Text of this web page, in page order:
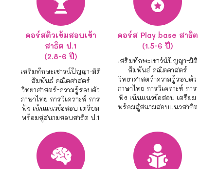
คอร์สติวเข้มสอบเข้า
สาธิต ป.1
(2.8-6 ปี)
เสริมทักษะเชาวน์ปัญญา-มิติ
สัมพันธ์ คณิตศาสตร์
วิทยาศาสตร์-ความรู้รอบตัว
ภาษาไทย การวิเคราะห์ การ
ฟัง เน้นแนวข้อสอบ เตรียม
พร้อมสู่สนามสอบสาธิต ป.1
คอร์ส Play base สาธิต
(1.5-6 ปี)
เสริมทักษะเชาว์น์ปัญญา-มิติ
สัมพันธ์ คณิตศาสตร์
วิทยาศาสตร์-ความรู้รอบตัว
ภาษาไทย การวิเคราะห์ การ
ฟัง เน้นแนวข้อสอบ เตรียม
พร้อมสู่สนามสอบแนวสาธิต